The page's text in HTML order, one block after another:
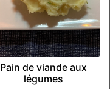
Pain de viande aux
légumes